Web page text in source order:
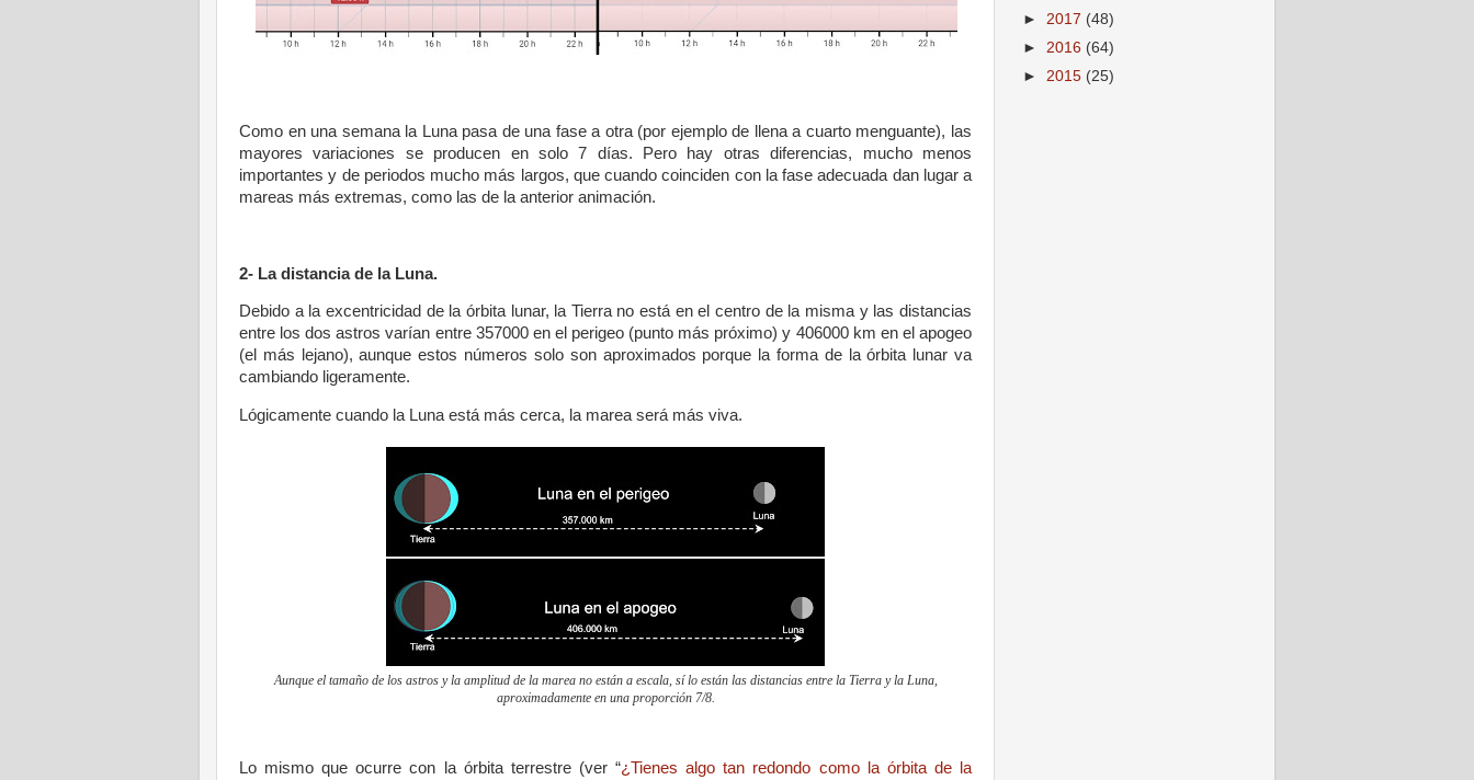
Como en una semana la Luna pasa de una fase a otra (por ejemplo de llena a cuarto menguante), las
mayores variaciones se producen en solo 7 días. Pero hay otras diferencias, mucho menos
importantes y de periodos mucho más largos, que cuando coinciden con la fase adecuada dan lugar a
mareas más extremas, como las de la anterior animación.
2- La distancia de la Luna.
Debido a la excentricidad de la órbita lunar, la Tierra no está en el centro de la misma y las distancias
entre los dos astros varían entre 357000 en el perigeo (punto más próximo) y 406000 km en el apogeo
(el más lejano), aunque estos números solo son aproximados porque la forma de la órbita lunar va
cambiando ligeramente.
Lógicamente cuando la Luna está más cerca, la marea será más viva.
Aunque el tamaño de los astros y la amplitud de la marea no están a escala, sí lo están las distancias entre la Tierra y la Luna,
aproximadamente en una proporción 7/8.
Lo mismo que ocurre con la órbita terrestre (ver “¿Tienes algo tan redondo como la órbita de la
► 2017 (48)
► 2016 (64)
► 2015 (25)